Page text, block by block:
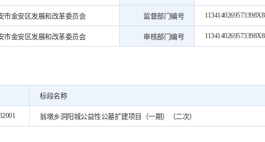
市金安区发展和改革委员会 监督部门编号 1134140269573398X8
市金安区发展和改革委员会 审核部门编号 1134140269573398X8
标段名称
翁墩乡洞阳城公益性公墓扩建项目（一期）（二次）